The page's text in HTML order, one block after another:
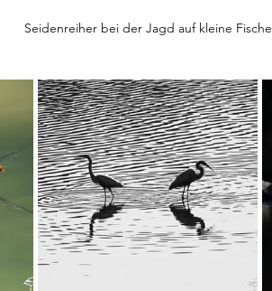
Seidenreiher bei der Jagd auf kleine Fische